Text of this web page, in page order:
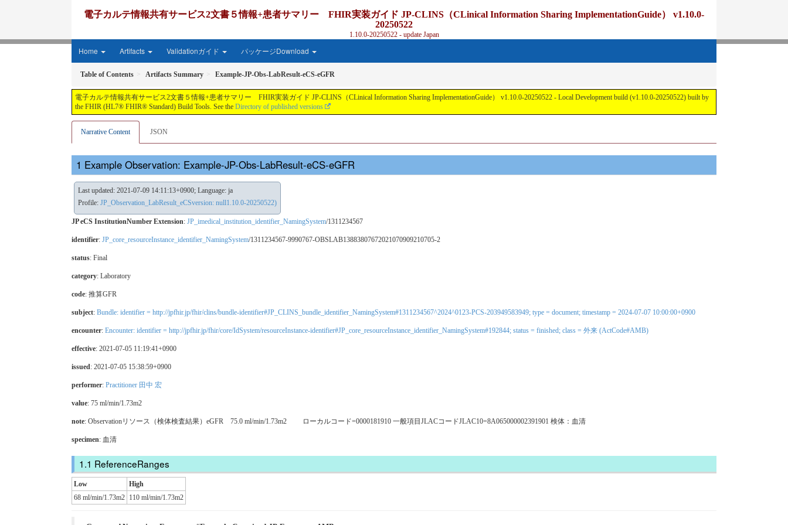
電子カルテ情報共有サービス2文書５情報+患者サマリー FHIR実装ガイド JP-CLINS（CLinical Information Sharing ImplementationGuide） v1.10.0-
20250522
1.10.0-20250522 - update Japan
Home Artifacts Validationガイド パッケージDownload
Table of Contents Artifacts Summary Example-JP-Obs-LabResult-eCS-eGFR
電子カルテ情報共有サービス2文書５情報+患者サマリー FHIR実装ガイド JP-CLINS（CLinical Information Sharing ImplementationGuide） v1.10.0-20250522 - Local Development build (v1.10.0-20250522) built by
the FHIR (HL7® FHIR® Standard) Build Tools. See the Directory of published versions
Narrative Content JSON
Example Observation: Example-JP-Obs-LabResult-eCS-eGFR
Last updated: 2021-07-09 14:11:13+0900; Language: ja
Profile: JP_Observation_LabResult_eCSversion: null1.10.0-20250522)
JP eCS InstitutionNumber Extension: JP_imedical_institution_identifier_NamingSystem/1311234567
identifier: JP_core_resourceInstance_identifier_NamingSystem/1311234567-9990767-OBSLAB13883807672021070909210705-2
status: Final
category: Laboratory
code: 推算GFR
subject: Bundle: identifier = http://jpfhir.jp/fhir/clins/bundle-identifier#JP_CLINS_bundle_identifier_NamingSystem#1311234567^2024^0123-PCS-203949583949; type = document; timestamp = 2024-07-07 10:00:00+0900
encounter: Encounter: identifier = http://jpfhir.jp/fhir/core/IdSystem/resourceInstance-identifier#JP_core_resourceInstance_identifier_NamingSystem#192844; status = finished; class = 外来 (ActCode#AMB)
effective: 2021-07-05 11:19:41+0900
issued: 2021-07-05 15:38:59+0900
performer: Practitioner 田中 宏
value: 75 ml/min/1.73m2
note: Observationリソース（検体検査結果）eGFR 75.0 ml/min/1.73m2 ローカルコード=0000181910 一般項目JLACコードJLAC10=8A065000002391901 検体：血清
specimen: 血清
ReferenceRanges
Low
High
68 ml/min/1.73m2 110 ml/min/1.73m2